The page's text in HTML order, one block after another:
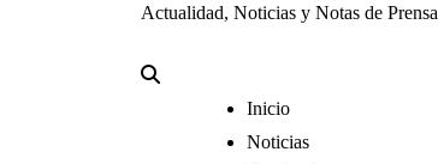
Actualidad, Noticias y Notas de Prensa
Inicio
Noticias